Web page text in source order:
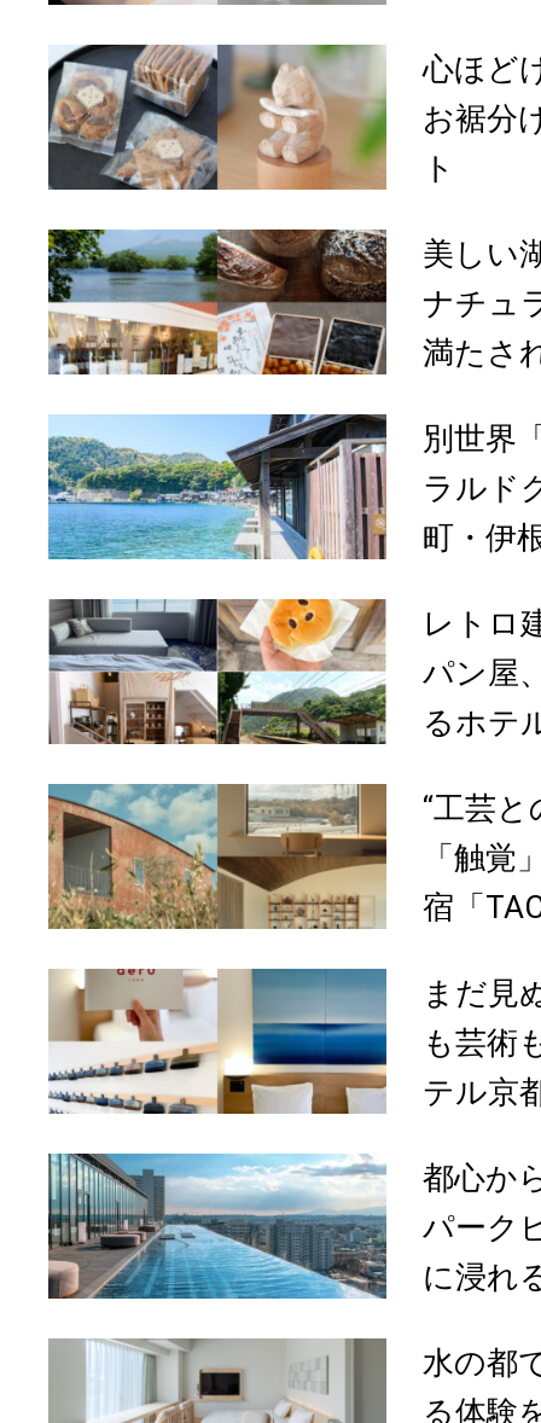
心ほど
お裾分
ト
美しい
ナチュ
満たさ
別世界
ラルド
町・伊
レトロ
パン屋
るホテ
“工芸
「触覚
宿「
まだ見
も芸術
テル京
都心か
パーク
に浸れ
水の都
る体験